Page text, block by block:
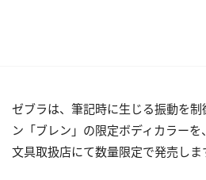
ゼブラは、筆記時に生じる振動を
ン「ブレン」の限定ボディカラー
文具取扱店にて数量限定で発売しま